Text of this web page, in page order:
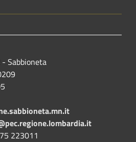
Sabbioneta
223011